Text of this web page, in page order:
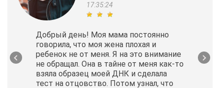
17:35:24
Добрый день! Моя мама постоянно
говорила, что моя жена плохая и
ребенок не от меня. Я на это внимание
не обращал. Она в тайне от меня как-то
взяла образец моей ДНК и сделала
тест на отцовство. Потом узнал, что